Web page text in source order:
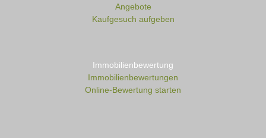
Angebote
Kaufgesuch aufgeben
Immobilienbewertung
Immobilienbewertungen
Online-Bewertung starten